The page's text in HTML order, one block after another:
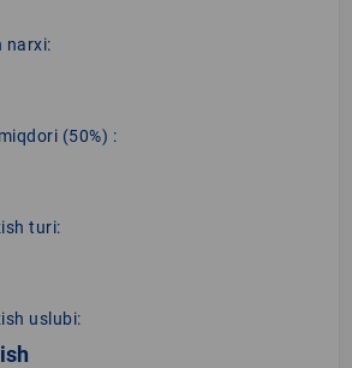
narxi:
(50%) :
turi:
uslubi: